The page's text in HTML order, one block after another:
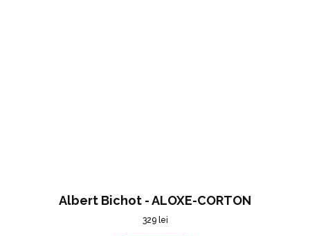
Albert Bichot - ALOXE-CORTON
329 lei